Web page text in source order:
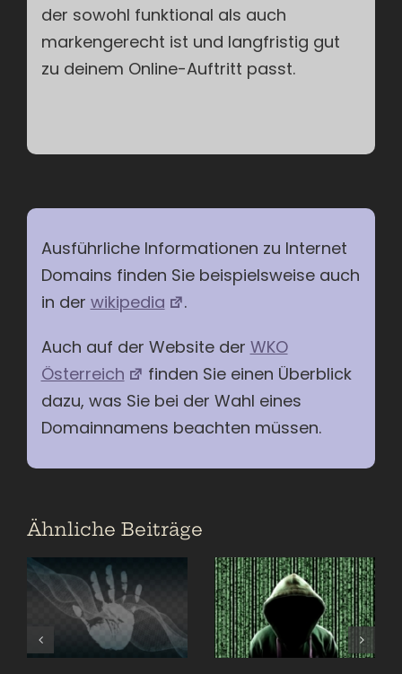
der sowohl funktional als auch
markengerecht ist und langfristig gut
zu deinem Online-Auftritt passt.
Ausführliche Informationen zu Internet
Domains finden Sie beispielsweise auch
in der wikipedia
.
Auch auf der Website der WKO
Österreich
finden Sie einen Überblick
dazu, was Sie bei der Wahl eines
Domainnamens beachten müssen.
Ähnliche Beiträge